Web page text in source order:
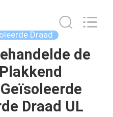
Draad
de
Draad UL